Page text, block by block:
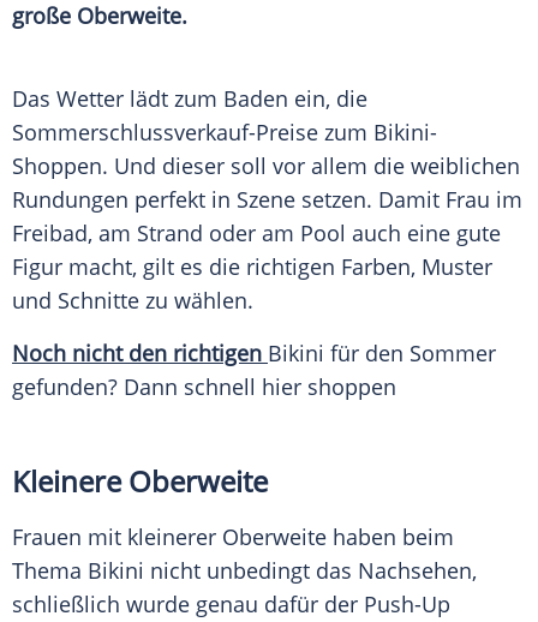
große Oberweite.
Das Wetter lädt zum Baden ein, die
Sommerschlussverkauf-Preise zum Bikini-
Shoppen. Und dieser soll vor allem die weiblichen
Rundungen perfekt in Szene setzen. Damit Frau im
Freibad, am Strand oder am Pool auch eine gute
Figur macht, gilt es die richtigen Farben, Muster
und Schnitte zu wählen.
Noch nicht den richtigen Bikini für den Sommer
gefunden? Dann schnell hier shoppen
Kleinere Oberweite
Frauen mit kleinerer Oberweite haben beim
Thema Bikini nicht unbedingt das Nachsehen,
schließlich wurde genau dafür der Push-Up